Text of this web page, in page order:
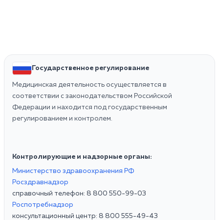
Государственное регулирование
Медицинская деятельность осуществляется в
соответствии с законодательством Российской
Федерации и находится под государственным
регулированием и контролем.
Контролирующие и надзорные органы:
Министерство здравоохранения РФ
Росздравнадзор
справочный телефон: 8 800 550-99-03
Роспотребнадзор
консультационный центр: 8 800 555-49-43